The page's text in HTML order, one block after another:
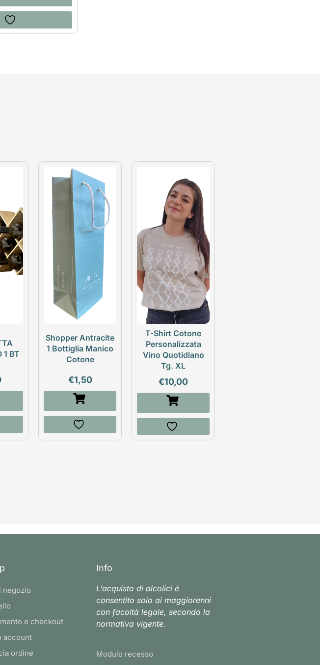
1 BT
Shopper Antracite
1 Bottiglia Manico
Cotone
€1,50
T-Shirt Cotone
Personalizzata
Vino Quotidiano
Tg. XL
€10,00
negozio
e checkout
account
ordine
Info
L’acquisto di alcolici è
consentito solo ai maggiorenni
con facoltà legale, secondo la
normativa vigente.
Modulo recesso